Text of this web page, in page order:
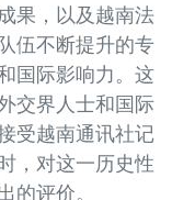
果，以及越南法
伍不断提升的专
国际影响力。这
交界人士和国际
受越南通讯社记
，对这一历史性
的评价。